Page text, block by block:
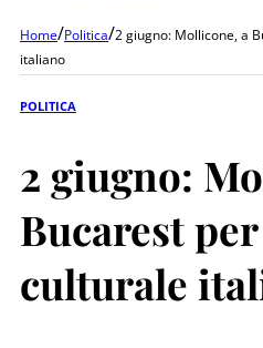
Home/Politica/2 giugno: Mollicone, a
italiano
POLITICA
2 giugno:
Bucarest
culturale